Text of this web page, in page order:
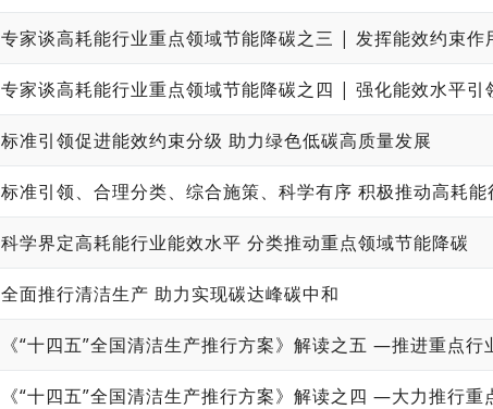
标准引领促进能效约束分级 助力绿色低碳高质量发展
标准引领、合理分类、综合施策、科学有序 积极推动高耗
科学界定高耗能行业能效水平 分类推动重点领域节能降碳
全面推行清洁生产 助力实现碳达峰碳中和